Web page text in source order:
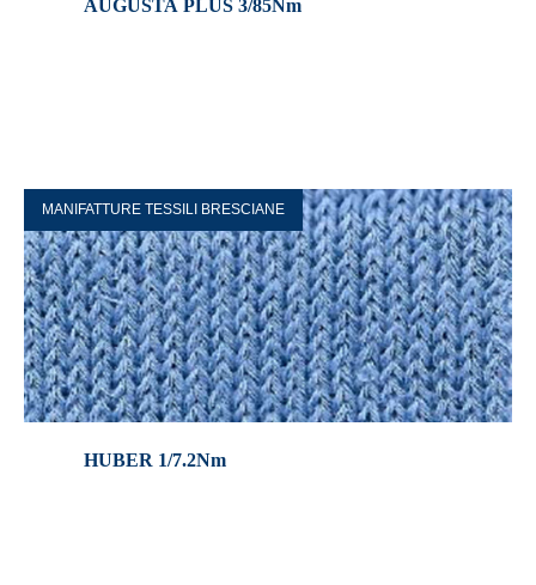
AUGUSTA PLUS 3/85Nm
MANIFATTURE TESSILI BRESCIANE
HUBER 1/7.2Nm